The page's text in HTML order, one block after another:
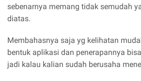
sebenarnya memang tidak semudah
diatas.
Membahasnya saja yg kelihatan
bentuk aplikasi dan penerapannya
jadi kalau kalian sudah berusaha